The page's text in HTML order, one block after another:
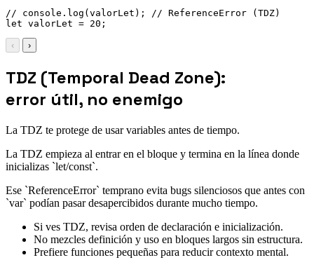
// console.log(valorLet); // ReferenceError (TDZ)
let valorLet = 20 ;
‹ ›
TDZ (Temporal Dead Zone):
error útil, no enemigo
La TDZ te protege de usar variables antes de tiempo.
La TDZ empieza al entrar en el bloque y termina en la línea donde
inicializas `let/const`.
Ese `ReferenceError` temprano evita bugs silenciosos que antes con
`var` podían pasar desapercibidos durante mucho tiempo.
Si ves TDZ, revisa orden de declaración e inicialización.
No mezcles definición y uso en bloques largos sin estructura.
Prefiere funciones pequeñas para reducir contexto mental.